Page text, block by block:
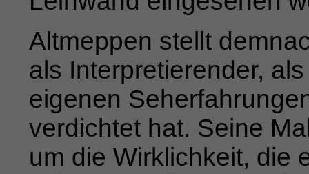
Altmeppen stellt
als Interpretierender,
eigenen
verdichtet hat. Seine
um die Wirklichkeit, die